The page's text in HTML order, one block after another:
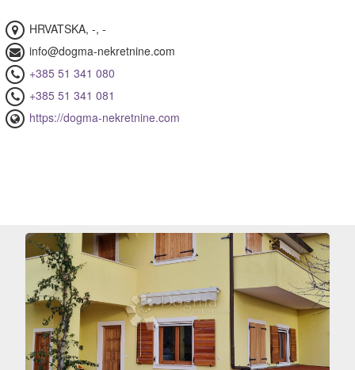
HRVATSKA, -, -
info@dogma-nekretnine.com
+385 51 341 080
+385 51 341 081
https://dogma-nekretnine.com